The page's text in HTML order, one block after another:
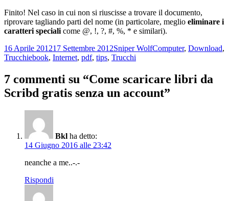
Finito! Nel caso in cui non si riuscisse a trovare il documento,
riprovare tagliando parti del nome (in particolare, meglio eliminare i
caratteri speciali come @, !, ?, #, %, * e similari).
Scritto
il
16 Aprile 201217 Settembre 2012Autore
Sniper WolfCategorie
Computer, Download,
TrucchiTag
ebook, Internet, pdf, tips, Trucchi
7 commenti su “Come scaricare libri da
Scribd gratis senza un account”
Bkl ha detto:
14 Giugno 2016 alle 23:42
neanche a me..-.-
Rispondi